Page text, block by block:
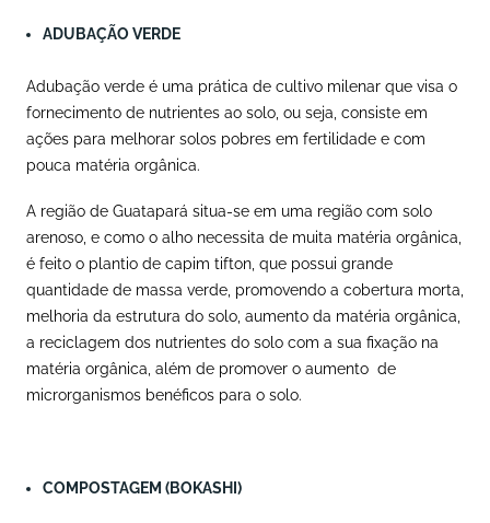
ADUBAÇÃO VERDE
Adubação verde é uma prática de cultivo milenar que visa o
fornecimento de nutrientes ao solo, ou seja, consiste em
ações para melhorar solos pobres em fertilidade e com
pouca matéria orgânica.
A região de Guatapará situa-se em uma região com solo
arenoso, e como o alho necessita de muita matéria orgânica,
é feito o plantio de capim tifton, que possui grande
quantidade de massa verde, promovendo a cobertura morta,
melhoria da estrutura do solo, aumento da matéria orgânica,
a reciclagem dos nutrientes do solo com a sua fixação na
matéria orgânica, além de promover o aumento de
microrganismos benéficos para o solo.
COMPOSTAGEM (BOKASHI)